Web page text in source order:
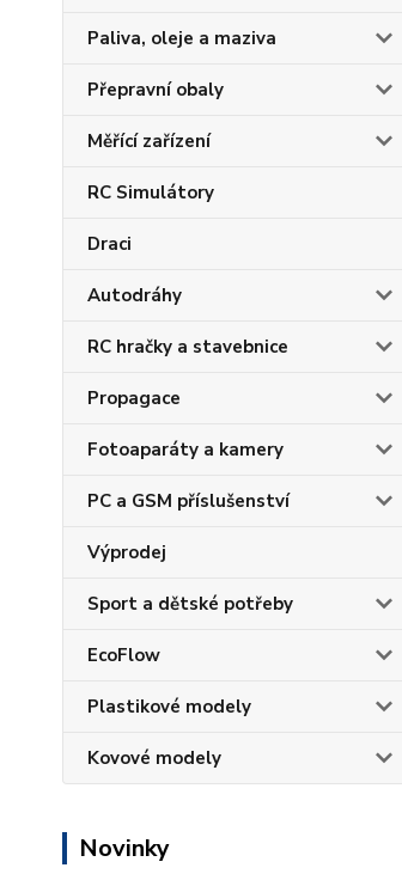
Paliva, oleje a maziva
Přepravní obaly
Měřící zařízení
RC Simulátory
Draci
Autodráhy
RC hračky a stavebnice
Propagace
Fotoaparáty a kamery
PC a GSM příslušenství
Výprodej
Sport a dětské potřeby
EcoFlow
Plastikové modely
Kovové modely
Novinky